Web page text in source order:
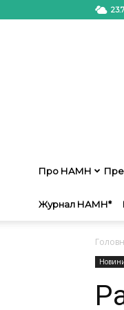
23.7
Про НАМН
Журнал НАМН*